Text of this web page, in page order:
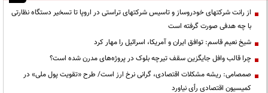
از رانت‌ شرکتهای خودروساز و تاسیس شرکتهای تراستی در اروپا تا تسخیر دستگاه نظارتی
با چه هدفی صورت گرفته است
شیخ نعیم قاسم: توافق ایران و آمریکا، اسرائیل را مهار کرد
چرا قالب وافل جایگزین سقف تیرچه بلوک در پروژه‌های مدرن شده است؟
صمصامی: ریشه مشکلات اقتصادی، گرانی نرخ ارز است/ طرح «تقویت پول ملی» در
کمیسیون اقتصادی رأی نیاورد